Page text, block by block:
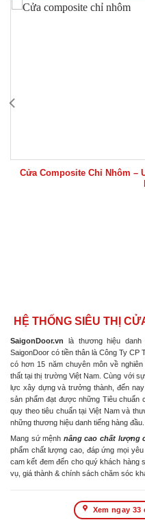
Cửa Composite Chỉ Nhôm –
HỆ THỐNG SIÊU THỊ
SaigonDoor.vn là thương hiệu
SaigonDoor có tiền thân là Công Ty
có hơn 15 năm chuyên môn về
thất tại thị trường Việt Nam. Cùng với
lực xây dựng và trưởng thành, đến
sản phẩm đạt được những Tiêu chuẩn
quy theo tiêu chuẩn tại Việt Nam và
những thương hiệu danh tiếng hàng đầu.
Mang sứ mệnh nâng cao chất lượng
phẩm chất lượng cao, đáp ứng mọi
cam kết đem đến cho quý khách hàng
vụ, giá thành & chính sách chăm sóc
Xem ngay